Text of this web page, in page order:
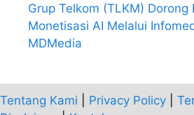
Grup Telkom (TLKM) Dorong
Monetisasi AI Melalui
MDMedia
Tentang Kami Privacy Policy